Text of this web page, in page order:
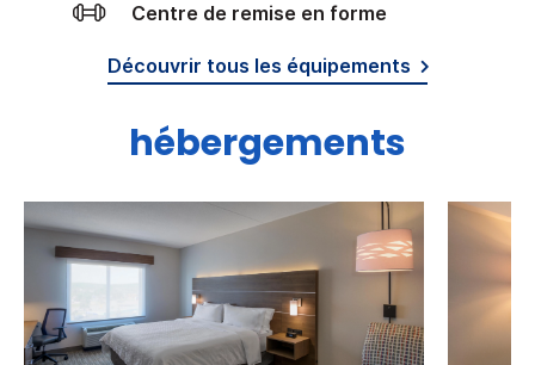
Centre de remise en forme
Découvrir tous les équipements
hébergements